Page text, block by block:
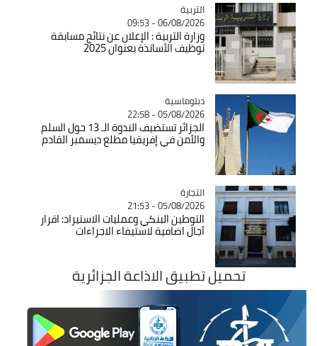
Catégorie
التربية
06/08/2026 - 09:53
وزارة التربية : الإعلان عن نتائج مسابقة
توظيف الأساتذة بعنوان 2025
Catégorie
دبلوماسية
05/08/2026 - 22:58
الجزائر تستضيف الندوة الـ 13 حول السلم
والأمن في إفريقيا مطلع ديسمبر القادم
Catégorie
التجارة
05/08/2026 - 21:53
التوطين البنكي وعمليات الاستيراد: اقرار
آجال اضافية لاستيفاء الاجراءات
تحميل تطبيق الاذاعة الجزائرية